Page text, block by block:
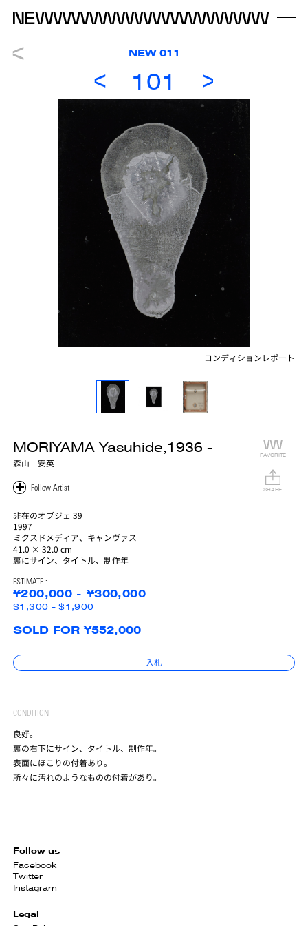
NEW 011
101
コンディションレポート
MORIYAMA Yasuhide,1936 -
森山 安英
非在のオブジェ 39
1997
ミクスドメディア、キャンヴァス
41.0 × 32.0 cm
裏にサイン、タイトル、制作年
FAVORITE
SHARE
ESTIMATE :
¥200,000 - ¥300,000
$1,300 - $1,900
SOLD FOR ¥552,000
入札
CONDITION
良好。
裏の右下にサイン、タイトル、制作年。
表面にほこりの付着あり。
所々に汚れのようなものの付着があり。
Follow us
Facebook
Twitter
Instagram
Legal